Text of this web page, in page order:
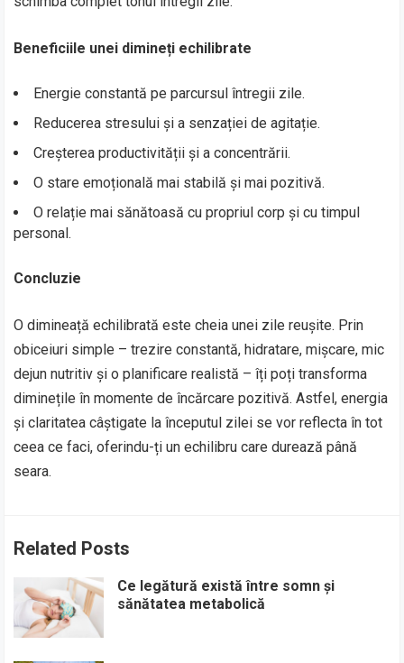
Beneficiile unei dimineți echilibrate
Energie constantă pe parcursul întregii zile.
Reducerea stresului și a senzației de agitație.
Creșterea productivității și a concentrării.
O stare emoțională mai stabilă și mai pozitivă.
O relație mai sănătoasă cu propriul corp și cu timpul
personal.
Concluzie
O dimineață echilibrată este cheia unei zile reușite. Prin
obiceiuri simple – trezire constantă, hidratare, mișcare, mic
dejun nutritiv și o planificare realistă – îți poți transforma
diminețile în momente de încărcare pozitivă. Astfel, energia
și claritatea câștigate la începutul zilei se vor reflecta în tot
ceea ce faci, oferindu-ți un echilibru care durează până
seara.
Related Posts
Ce legătură există între somn și
sănătatea metabolică